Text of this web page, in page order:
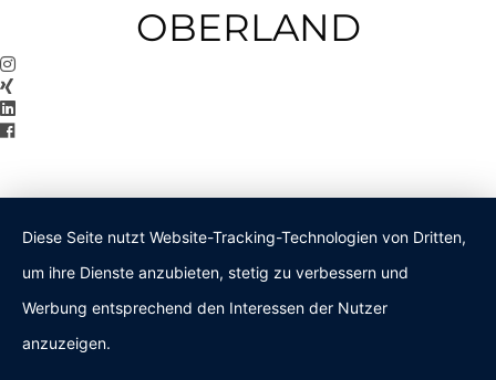
OBERLAND
Diese Seite nutzt Website-Tracking-Technologien von Dritten,
um ihre Dienste anzubieten, stetig zu verbessern und
Werbung entsprechend den Interessen der Nutzer
anzuzeigen.